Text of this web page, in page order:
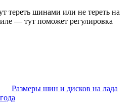
тереть шинами или не тереть на
— тут поможет регулировка
Размеры шин и дисков на лада